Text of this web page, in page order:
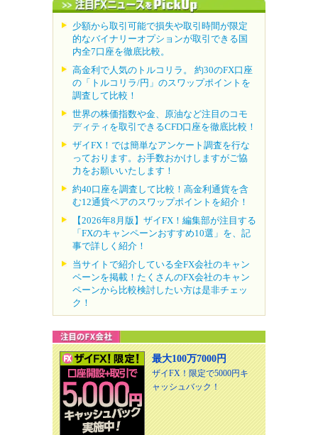
少額から取引可能で損失や取引時間が限定
的なバイナリーオプションが取引できる国
内全7口座を徹底比較。
高金利で人気のトルコリラ。 約30のFX口座
の「トルコリラ/円」のスワップポイントを
調査して比較！
世界の株価指数や金、原油など注目のコモ
ディティを取引できるCFD口座を徹底比較！
ザイFX！では簡単なアンケート調査を行な
っております。お手数おかけしますがご協
力をお願いいたします！
約40口座を調査して比較！高金利通貨を含
む12通貨ペアのスワップポイントを紹介！
【2026年8月版】ザイFX！編集部が注目する
「FXのキャンペーンおすすめ10選」を、記
事で詳しく紹介！
当サイトで紹介している全FX会社のキャン
ペーンを掲載！たくさんのFX会社のキャン
ペーンから比較検討したい方は是非チェッ
ク！
最大100万7000円
ザイFX！限定で5000円キ
ャッシュバック！